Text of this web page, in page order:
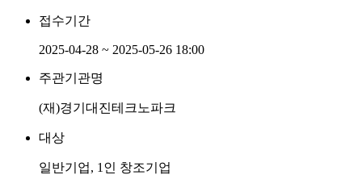
접수기간
2025-04-28 ~ 2025-05-26 18:00
주관기관명
(재)경기대진테크노파크
대상
일반기업, 1인 창조기업